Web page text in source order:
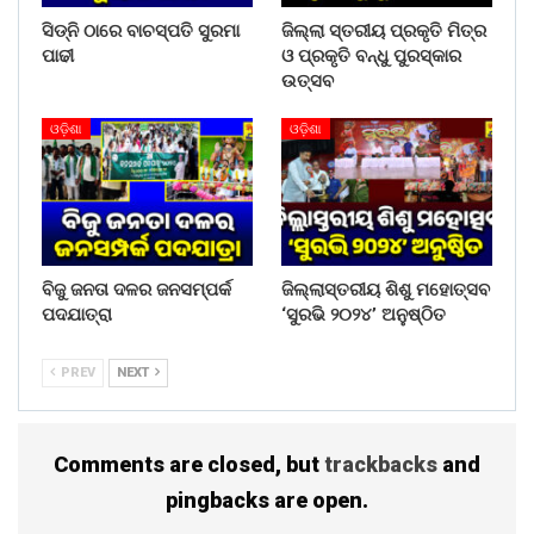
ସିଡ୍‌ନି ଠାରେ ବାଚସ୍ପତି ସୁରମା
ପାଢୀ
ଜିଲ୍ଲା ସ୍ତରୀୟ ପ୍ରକୃତି ମିତ୍ର
ଓ ପ୍ରକୃତି ବନ୍ଧୁ ପୁରସ୍କାର
ଉତ୍ସବ
ଓଡ଼ିଶା
ବିଜୁ ଜନତା ଦଳର ଜନସମ୍ପର୍କ
ପଦଯାତ୍ରା
ଓଡ଼ିଶା
ଜିଲ୍ଲାସ୍ତରୀୟ ଶିଶୁ ମହୋତ୍ସବ
‘ସୁରଭି ୨୦୨୪’ ଅନୁଷ୍ଠିତ
PREV NEXT
Comments are closed, buttrackbacks and
pingbacks are open.